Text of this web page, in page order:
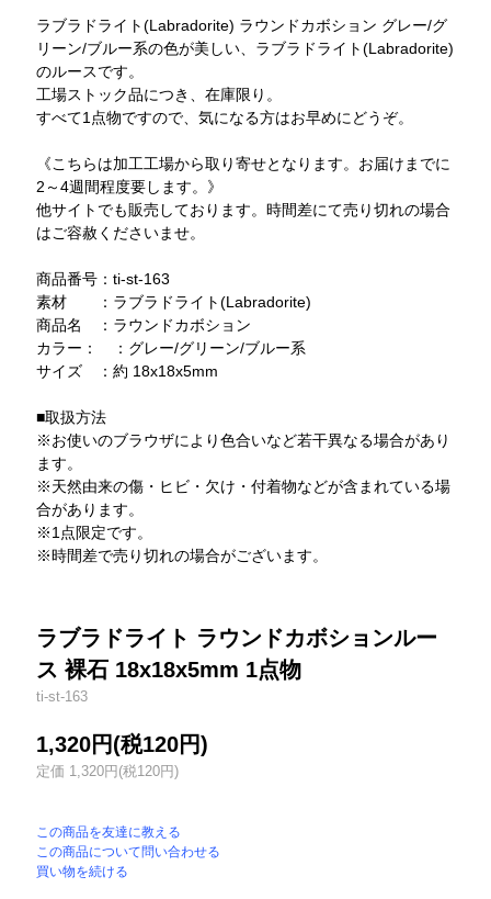
ラブラドライト(Labradorite) ラウンドカボション グレー/グ
リーン/ブルー系の色が美しい、ラブラドライト(Labradorite)
のルースです。
工場ストック品につき、在庫限り。
すべて1点物ですので、気になる方はお早めにどうぞ。
《こちらは加工工場から取り寄せとなります。お届けまでに
2～4週間程度要します。》
他サイトでも販売しております。時間差にて売り切れの場合
はご容赦くださいませ。
商品番号：ti-st-163
素材 ：ラブラドライト(Labradorite)
商品名 ：ラウンドカボション
カラー： ：グレー/グリーン/ブルー系
サイズ ：約 18x18x5mm
■取扱方法
※お使いのブラウザにより色合いなど若干異なる場合があり
ます。
※天然由来の傷・ヒビ・欠け・付着物などが含まれている場
合があります。
※1点限定です。
※時間差で売り切れの場合がございます。
ラブラドライト ラウンドカボションルー
ス 裸石 18x18x5mm 1点物
ti-st-163
1,320円(税120円)
定価 1,320円(税120円)
この商品を友達に教える
この商品について問い合わせる
買い物を続ける